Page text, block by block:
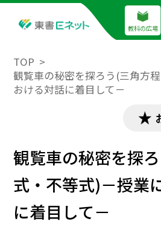
教科の広場
TOP
観覧車の秘密を探ろう(三角方
おける対話に着目して－
観覧車の秘密を探
式・不等式)－授業
に着目して－